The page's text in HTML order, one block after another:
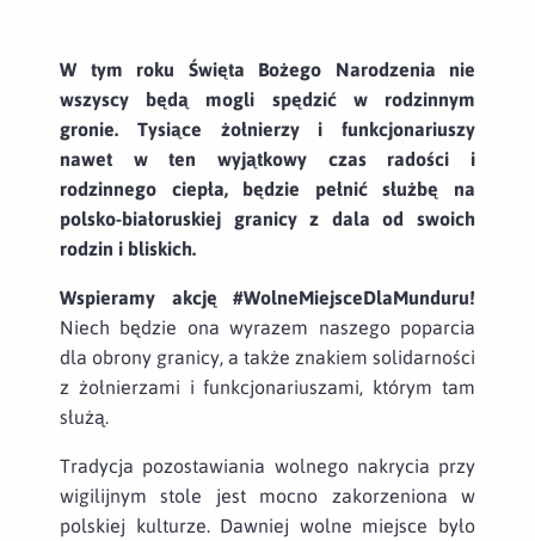
W tym roku Święta Bożego Narodzenia nie
wszyscy będą mogli spędzić w rodzinnym
gronie. Tysiące żołnierzy i funkcjonariuszy
nawet w ten wyjątkowy czas radości i
rodzinnego ciepła, będzie pełnić służbę na
polsko-białoruskiej granicy z dala od swoich
rodzin i bliskich.
Wspieramy akcję #WolneMiejsceDlaMunduru!
Niech będzie ona wyrazem naszego poparcia
dla obrony granicy, a także znakiem solidarności
z żołnierzami i funkcjonariuszami, którym tam
służą.
Tradycja pozostawiania wolnego nakrycia przy
wigilijnym stole jest mocno zakorzeniona w
polskiej kulturze. Dawniej wolne miejsce było